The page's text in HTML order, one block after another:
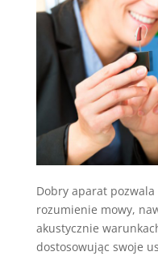
Dobry aparat pozwala
rozumienie mowy,
akustycznie
dostosowując swoje